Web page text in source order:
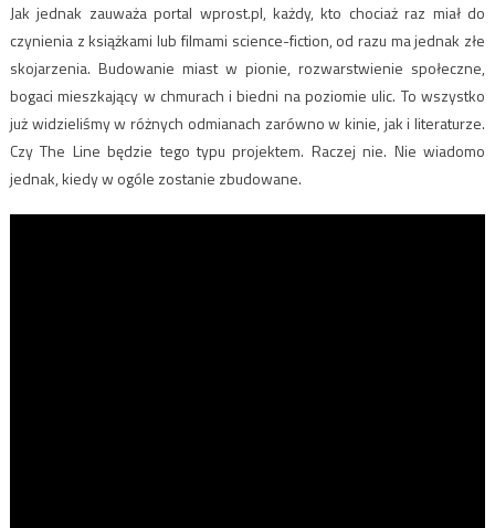
Jak jednak zauważa portal wprost.pl, każdy, kto chociaż raz miał do
czynienia z książkami lub filmami science-fiction, od razu ma jednak złe
skojarzenia. Budowanie miast w pionie, rozwarstwienie społeczne,
bogaci mieszkający w chmurach i biedni na poziomie ulic. To wszystko
już widzieliśmy w różnych odmianach zarówno w kinie, jak i literaturze.
Czy The Line będzie tego typu projektem. Raczej nie. Nie wiadomo
jednak, kiedy w ogóle zostanie zbudowane.